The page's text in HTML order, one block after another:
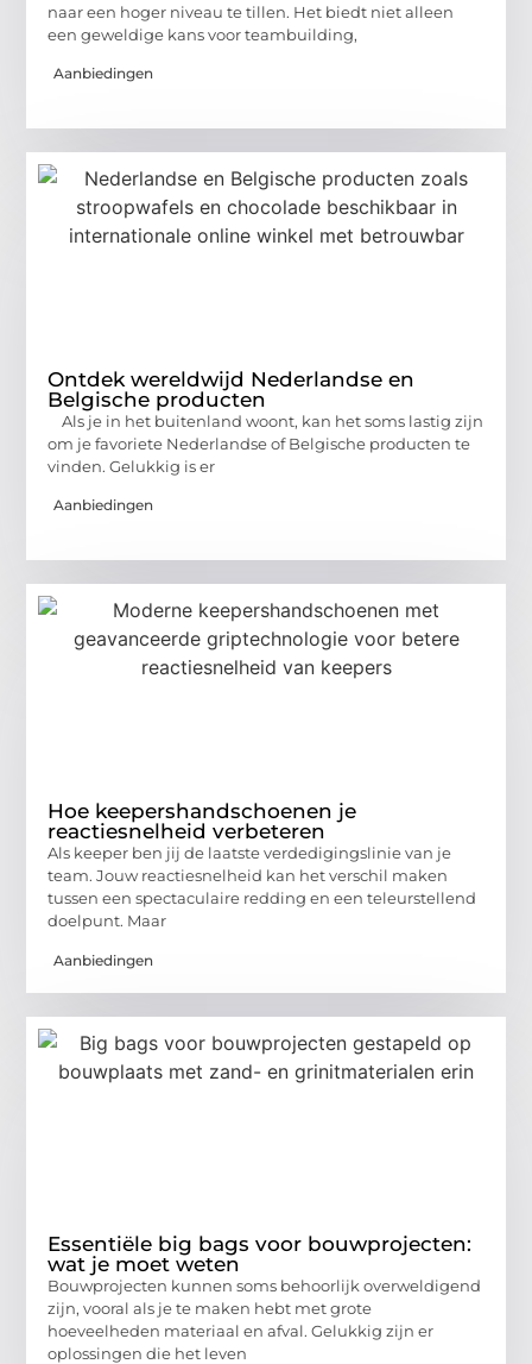
naar een hoger niveau te tillen. Het biedt niet alleen
een geweldige kans voor teambuilding,
Aanbiedingen
Ontdek wereldwijd Nederlandse en
Belgische producten
Als je in het buitenland woont, kan het soms lastig zijn
om je favoriete Nederlandse of Belgische producten te
vinden. Gelukkig is er
Aanbiedingen
Hoe keepershandschoenen je
reactiesnelheid verbeteren
Als keeper ben jij de laatste verdedigingslinie van je
team. Jouw reactiesnelheid kan het verschil maken
tussen een spectaculaire redding en een teleurstellend
doelpunt. Maar
Aanbiedingen
Essentiële big bags voor bouwprojecten:
wat je moet weten
Bouwprojecten kunnen soms behoorlijk overweldigend
zijn, vooral als je te maken hebt met grote
hoeveelheden materiaal en afval. Gelukkig zijn er
oplossingen die het leven